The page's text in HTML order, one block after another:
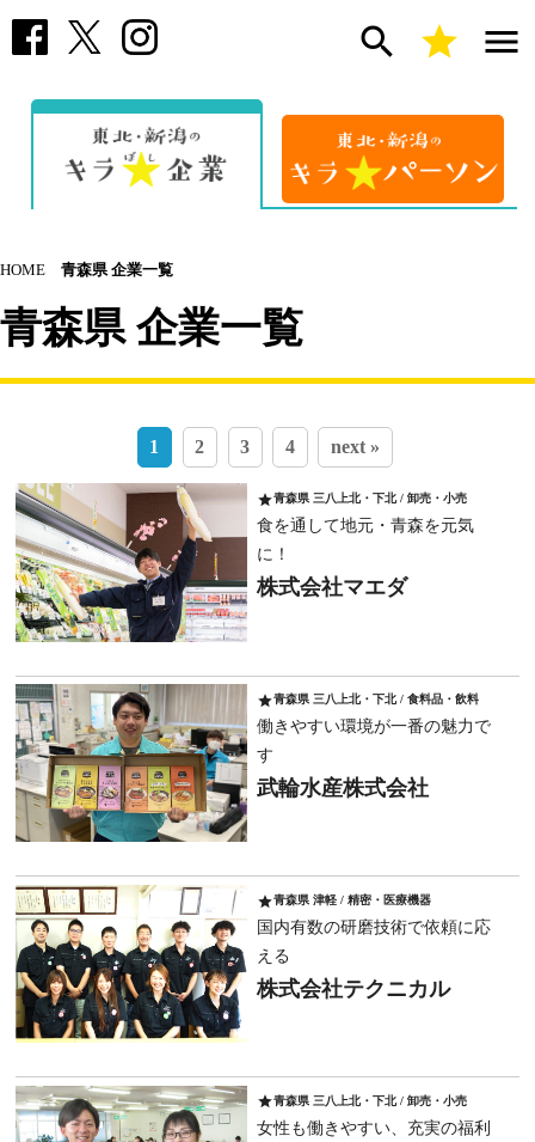
search star menu
HOME 青森県 企業一覧
青森県 企業一覧
1 2 3 4 next »
star青森県 三八上北・下北 / 卸売・小売
食を通して地元・青森を元気
に！
株式会社マエダ
star青森県 三八上北・下北 / 食料品・飲料
働きやすい環境が一番の魅力で
す
武輪水産株式会社
star青森県 津軽 / 精密・医療機器
国内有数の研磨技術で依頼に応
える
株式会社テクニカル
star青森県 三八上北・下北 / 卸売・小売
女性も働きやすい、充実の福利